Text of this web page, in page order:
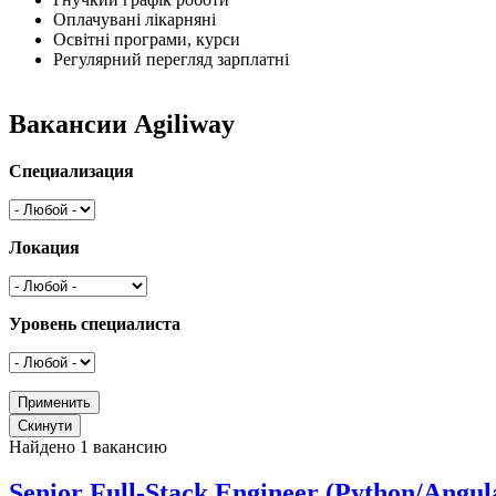
Оплачувані лікарняні
Освітні програми, курси
Регулярний перегляд зарплатні
Вакансии Agiliway
Специализация
Локация
Уровень специалиста
Найдено 1 вакансию